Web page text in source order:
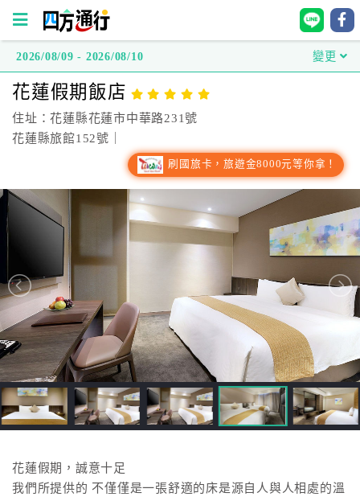
方
通
行
房
直
接
跟
飯
店
房
HOT
2026/08/09 - 2026/08/10 變更
花蓮假期飯店
住址：花蓮縣花蓮市中華路231號
花蓮縣旅館152號｜
刷國旅卡，旅遊金8000元等你拿！
花蓮假期，誠意十足
我們所提供的 不僅僅是一張舒適的床是源自人與人相處的溫